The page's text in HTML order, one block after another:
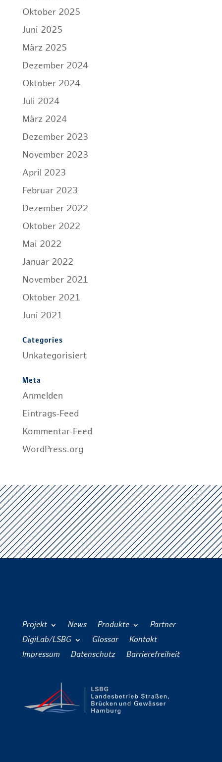
Oktober 2025
Juni 2025
März 2025
Dezember 2024
Oktober 2024
Juli 2024
März 2024
Dezember 2023
November 2023
April 2023
Februar 2023
Dezember 2022
Oktober 2022
Mai 2022
Januar 2022
November 2021
Oktober 2021
Juni 2021
Categories
Unkategorisiert
Meta
Anmelden
Eintrags-Feed
Kommentar-Feed
WordPress.org
Projekt News Produkte
Partner
DigiLab/LSBG
Glossar
Kontakt
Impressum
Datenschutz Barrierefreiheit